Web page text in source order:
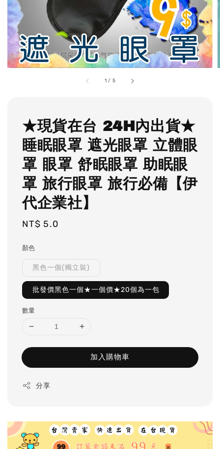
1 / 5
★現貨在台 24H內出貨★
睡眠眼罩 遮光眼罩 立體眼
罩 眼罩 舒眠眼罩 助眠眼
罩 旅行眼罩 旅行必備【伊
代企業社】
Regular
NT$ 5.0
顏色
黑色一個(獨立裝)
批發價黑色一個★一個價★20個為一包
數量
加入購物車
分享